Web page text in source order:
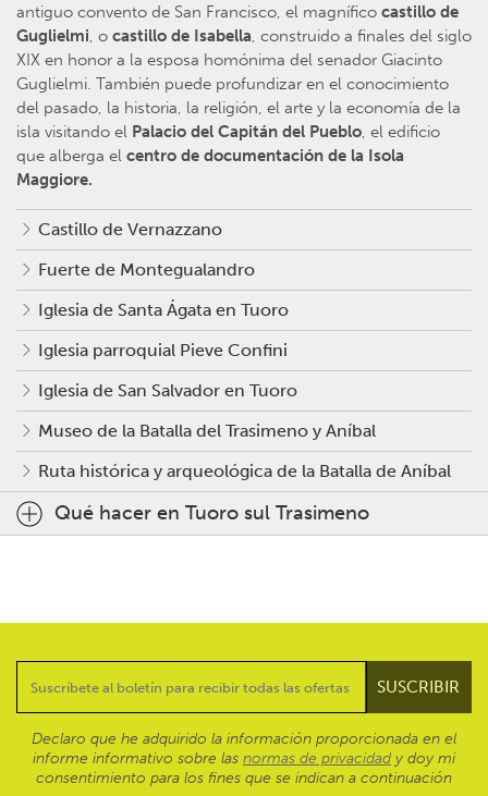
antiguo convento de San Francisco, el magnífico castillo de
Guglielmi, o castillo de Isabella, construido a finales del siglo
XIX en honor a la esposa homónima del senador Giacinto
Guglielmi. También puede profundizar en el conocimiento
del pasado, la historia, la religión, el arte y la economía de la
isla visitando el Palacio del Capitán del Pueblo, el edificio
que alberga el centro de documentación de la Isola
Maggiore.
Castillo de Vernazzano
Fuerte de Montegualandro
Iglesia de Santa Ágata en Tuoro
Iglesia parroquial Pieve Confini
Iglesia de San Salvador en Tuoro
Museo de la Batalla del Trasimeno y Aníbal
Ruta histórica y arqueológica de la Batalla de Aníbal
Qué hacer en Tuoro sul Trasimeno
Declaro que he adquirido la información proporcionada en el
informe informativo sobre las normas de privacidad y doy mi
consentimiento para los fines que se indican a continuación